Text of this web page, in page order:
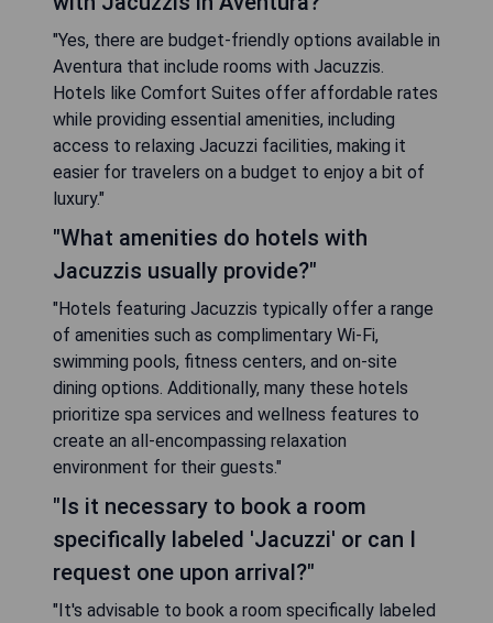
"Yes, there are budget-friendly options available in
Aventura that include rooms with Jacuzzis.
Hotels like Comfort Suites offer affordable rates
while providing essential amenities, including
access to relaxing Jacuzzi facilities, making it
easier for travelers on a budget to enjoy a bit of
luxury."
"What amenities do hotels with
Jacuzzis usually provide?"
"Hotels featuring Jacuzzis typically offer a range
of amenities such as complimentary Wi-Fi,
swimming pools, fitness centers, and on-site
dining options. Additionally, many these hotels
prioritize spa services and wellness features to
create an all-encompassing relaxation
environment for their guests."
"Is it necessary to book a room
specifically labeled 'Jacuzzi' or can I
request one upon arrival?"
"It's advisable to book a room specifically labeled